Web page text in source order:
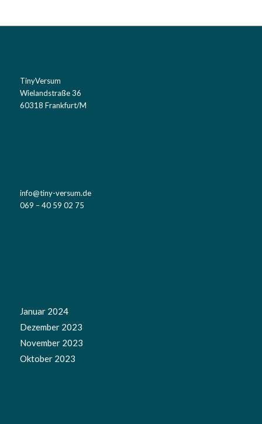
TinyVersum
Wielandstraße 36
60318 Frankfurt/M
info@tiny-versum.de
069 – 40 59 02 75
Januar 2024
Dezember 2023
November 2023
Oktober 2023